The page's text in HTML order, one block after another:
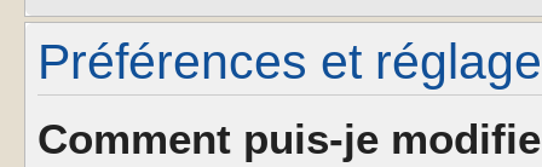
Préférences et
Comment puis-je